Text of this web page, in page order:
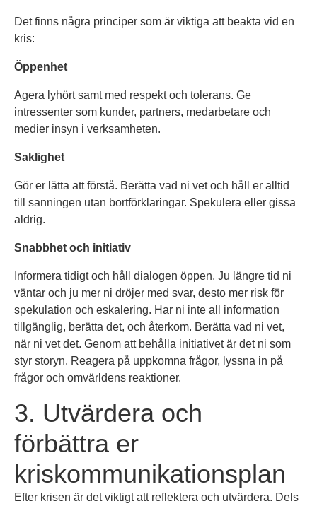
Det finns några principer som är viktiga att beakta vid en
kris:
Öppenhet
Agera lyhört samt med respekt och tolerans. Ge
intressenter som kunder, partners, medarbetare och
medier insyn i verksamheten.
Saklighet
Gör er lätta att förstå. Berätta vad ni vet och håll er alltid
till sanningen utan bortförklaringar. Spekulera eller gissa
aldrig.
Snabbhet och initiativ
Informera tidigt och håll dialogen öppen. Ju längre tid ni
väntar och ju mer ni dröjer med svar, desto mer risk för
spekulation och eskalering. Har ni inte all information
tillgänglig, berätta det, och återkom. Berätta vad ni vet,
när ni vet det. Genom att behålla initiativet är det ni som
styr storyn. Reagera på uppkomna frågor, lyssna in på
frågor och omvärldens reaktioner.
3. Utvärdera och
förbättra er
kriskommunikationsplan
Efter krisen är det viktigt att reflektera och utvärdera. Dels